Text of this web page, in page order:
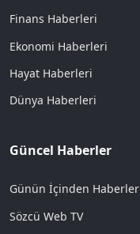
Finans Haberleri
Ekonomi Haberleri
Hayat Haberleri
Dünya Haberleri
Güncel Haberler
Günün İçinden Haberler
Sözcü Web TV